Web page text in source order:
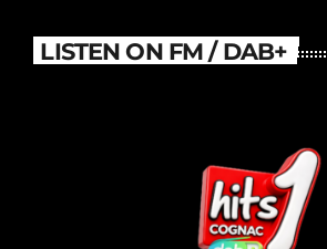
LISTEN ON FM / DAB+